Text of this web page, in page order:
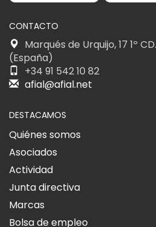
CONTACTO
Marqués de Urquijo, 17 1º
(España)
+34 91 542 10 82
afial@afial.net
DESTACAMOS
Quiénes somos
Asociados
Actividad
Junta directiva
Marcas
Bolsa de empleo